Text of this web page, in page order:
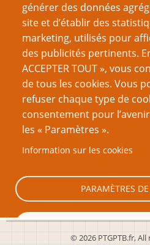
générer des données
site et d’établir des
marketing, utilisés pour
des publicités pertinents.
ACCEPTER TOUT », vous
de tous les cookies. Vous
refuser chaque type de
consentement pour
les « Paramètres ».
Information sur les cookies
PARAMÈTRES
TOUT
Pagination 1
VOUS AIMEREZ AUSSI
La théorie SIMB : l'évolution
Je vais t'en donner moi du
Reprendre les mécanismes à
La Maîtrise de Jeu
© 2026 PTGPTB.fr,